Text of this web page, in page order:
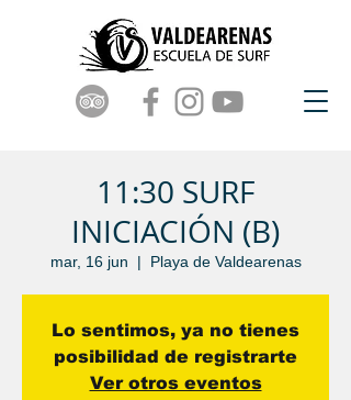
11:30 SURF
INICIACIÓN (B)
mar, 16 jun
  |
Playa de Valdearenas
Lo sentimos, ya no tienes
posibilidad de registrarte
Ver otros eventos